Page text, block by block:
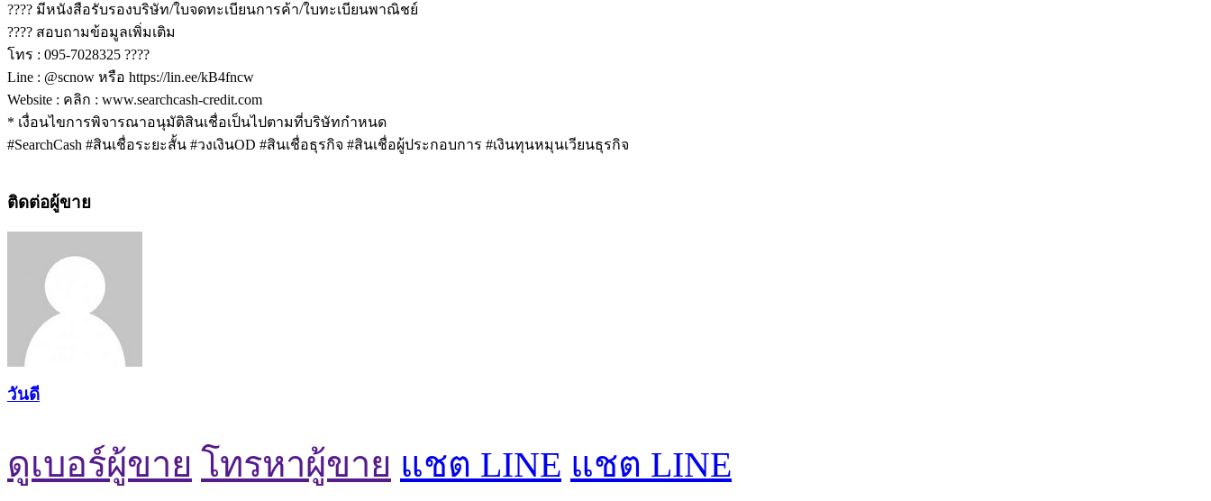
???? มีหนังสือรับรองบริษัท/ใบจดทะเบียนการค้า/ใบทะเบียนพาณิชย์
???? สอบถามข้อมูลเพิ่มเติม
โทร : 095-7028325 ????
Line : @scnow หรือ https://lin.ee/kB4fncw
Website : คลิก : www.searchcash-credit.com
* เงื่อนไขการพิจารณาอนุมัติสินเชื่อเป็นไปตามที่บริษัทกำหนด
#SearchCash #สินเชื่อระยะสั้น #วงเงินOD #สินเชื่อธุรกิจ #สินเชื่อผู้ประกอบการ #เงินทุนหมุนเวียนธุรกิจ
ติดต่อผู้ขาย
วันดี
ดูเบอร์ผู้ขาย โทรหาผู้ขาย แชต LINE แชต LINE